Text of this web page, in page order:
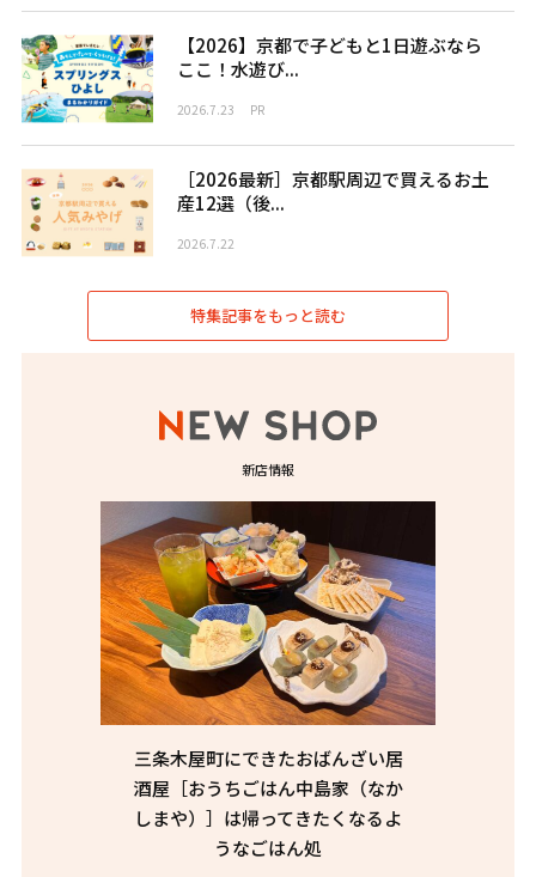
【2026】京都で子どもと1日遊ぶなら
ここ！水遊び...
2026.7.23 PR
［2026最新］京都駅周辺で買えるお土
産12選（後...
2026.7.22
特集記事をもっと読む
新店情報
三条木屋町にできたおばんざい居
酒屋［おうちごはん中島家（なか
しまや）］は帰ってきたくなるよ
うなごはん処